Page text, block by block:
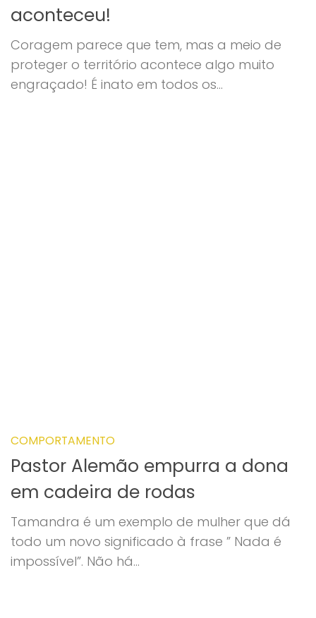
aconteceu!
Coragem parece que tem, mas a meio de
proteger o território acontece algo muito
engraçado! É inato em todos os...
COMPORTAMENTO
Pastor Alemão empurra a dona
em cadeira de rodas
Tamandra é um exemplo de mulher que dá
todo um novo significado à frase ” Nada é
impossível”. Não há...